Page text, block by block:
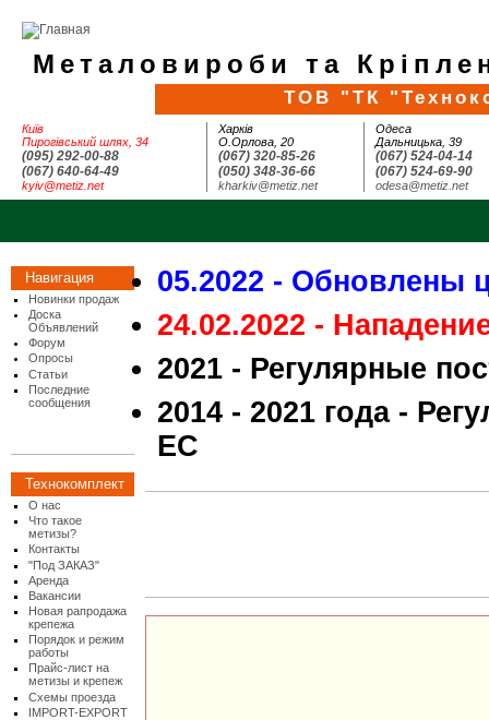
Металовироби та
ТОВ "ТК
Київ
Пирогівський шлях, 34
(095) 292-00-88
(067) 640-64-49
kyiv@metiz.net
Харків
О.Орлова, 20
(067) 320-85-26
(050) 348-36-66
kharkiv@metiz.net
Одеса
Дальницька, 39
(067) 524-04-14
(067) 524-69-90
odesa@metiz.net
Навигация
Новинки продаж
Доска
Объявлений
Форум
Опросы
Статьи
Последние
сообщения
Технокомплект
О нас
Что такое
метизы?
Контакты
"Под ЗАКАЗ"
Аренда
Вакансии
Новая рапродажа
крепежа
Порядок и режим
работы
Прайс-лист на
метизы и крепеж
Схемы проезда
IMPORT-EXPORT
05.2022 - Обновлены
24.02.2022 -
2021 - Регулярные
2014 - 2021 года -
ЕС